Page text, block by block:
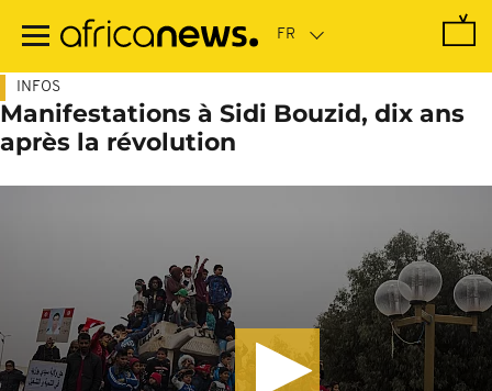
contenu
INFOS
Manifestations à Sidi Bouzid, dix ans
après la révolution